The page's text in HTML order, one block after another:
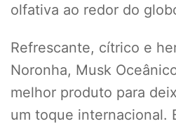
olfativa ao redor do
Refrescante, cítrico e
Noronha, Musk
melhor produto para
um toque internacional.